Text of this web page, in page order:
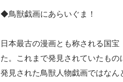
◆鳥獣戯画にあらいぐま！
日本最古の漫画とも称される国
た。これまで発見されていたも
発見された鳥獣人物戯画ではな